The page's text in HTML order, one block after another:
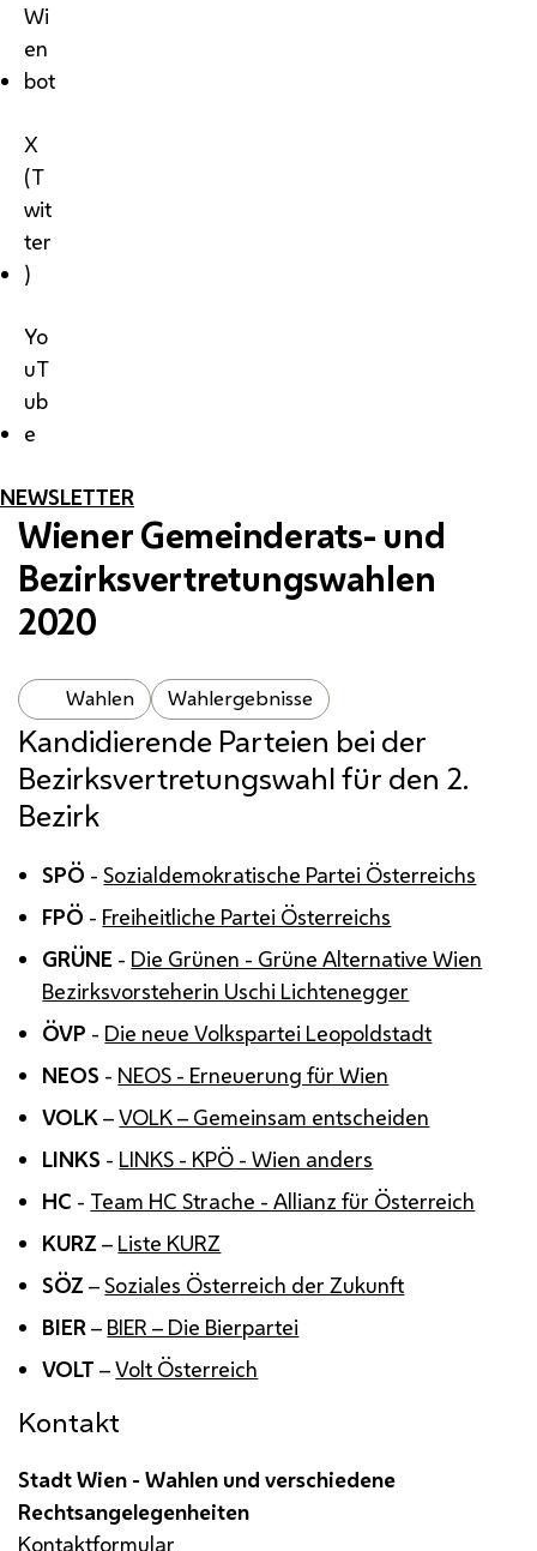
Wi
en
bot
X
(T
wit
ter
)
Yo
uT
ub
e
NEWSLETTER
Wiener Gemeinderats- und
Bezirksvertretungswahlen
2020
Wahlen Wahlergebnisse
Kandidierende Parteien bei der
Bezirksvertretungswahl für den 2.
Bezirk
SPÖ -Sozialdemokratische Partei Österreichs
FPÖ - Freiheitliche Partei Österreichs
GRÜNE - Die Grünen - Grüne Alternative Wien
Bezirksvorsteherin Uschi Lichtenegger
ÖVP - Die neue Volkspartei Leopoldstadt
NEOS - NEOS - Erneuerung für Wien
VOLK –VOLK – Gemeinsam entscheiden
LINKS - LINKS - KPÖ - Wien anders
HC - Team HC Strache - Allianz für Österreich
KURZ– Liste KURZ
SÖZ–Soziales Österreich der Zukunft
BIER – BIER – Die Bierpartei
VOLT –Volt Österreich
Kontakt
Stadt Wien - Wahlen und verschiedene
Rechtsangelegenheiten
Kontaktformular